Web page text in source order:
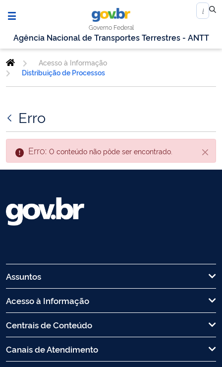
Governo Federal
Agência Nacional de Transportes Terrestres - ANTT
Acesso à Informação
Distribuição de Processos
Erro
Erro: O conteúdo não pôde ser encontrado.
Assuntos
Acesso à Informação
Centrais de Conteúdo
Canais de Atendimento